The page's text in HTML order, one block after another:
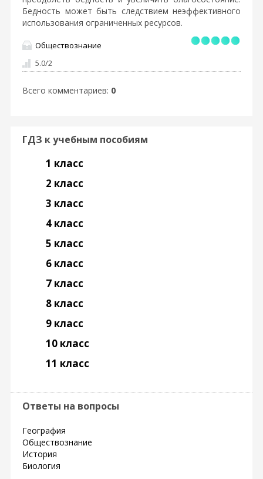
Бедность может быть следствием неэффективного
использования ограниченных ресурсов.
Обществознание
5.0/2
Всего комментариев: 0
ГДЗ к учебным пособиям
1 класс
2 класс
3 класс
4 класс
5 класс
6 класс
7 класс
8 класс
9 класс
10 класс
11 класс
Ответы на вопросы
География
Обществознание
История
Биология